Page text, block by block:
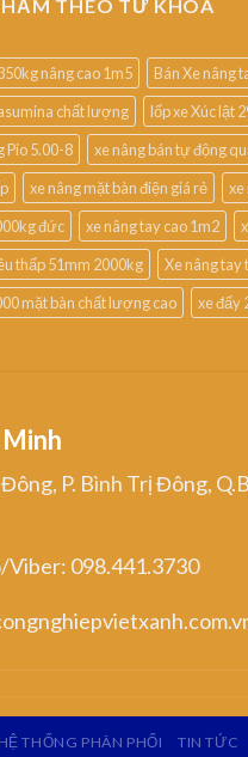
THEO TỪ KHÓA
nâng cao 1m5 Bán Xe nâng
chất lượng
lốp xe Xúc lật
Pio 5.00-8
xe nâng bán tự động
xe nâng mặt bàn điện giá rẻ xe
đức
xe nâng tay cao 1m2
thấp 51mm 2000kg
Xe nâng tay
mặt bàn chất lượng cao
xe đẩy
P. Bình Trị Đông,
098.441.3730
HỆ THỐNG PHÂN PHỐI TIN TỨC